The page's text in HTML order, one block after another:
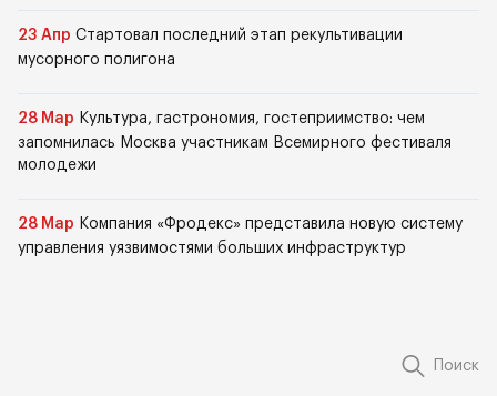
23 Апр Стартовал последний этап рекультивации
мусорного полигона
28 Мар Культура, гастрономия, гостеприимство: чем
запомнилась Москва участникам Всемирного фестиваля
молодежи
28 Мар Компания «Фродекс» представила новую систему
управления уязвимостями больших инфраструктур
Поиск